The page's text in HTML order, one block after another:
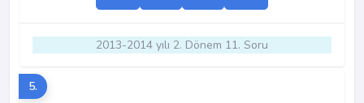
2013-2014 yılı 2. Dönem 11. Soru
5.